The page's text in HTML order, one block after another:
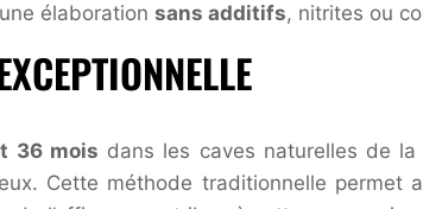
élaboration sans additifs, nitrites ou
36 mois dans les caves naturelles de
Cette méthode traditionnelle